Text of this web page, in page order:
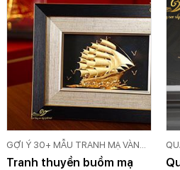
GỢI Ý 30+ MẪU TRANH MẠ VÀNG
24K CAO CẤP GOLD VIỆT
Tranh thuyền buồm mạ